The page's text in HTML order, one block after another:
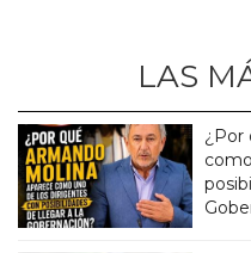
LAS
¿Por